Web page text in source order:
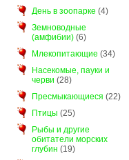
День в зоопарке (4)
Земноводные
(амфибии)(6)
Млекопитающие (34)
Насекомые, пауки и
черви (28)
Пресмыкающиеся (22)
Птицы (25)
Рыбы и другие
обитатели морских
глубин (19)